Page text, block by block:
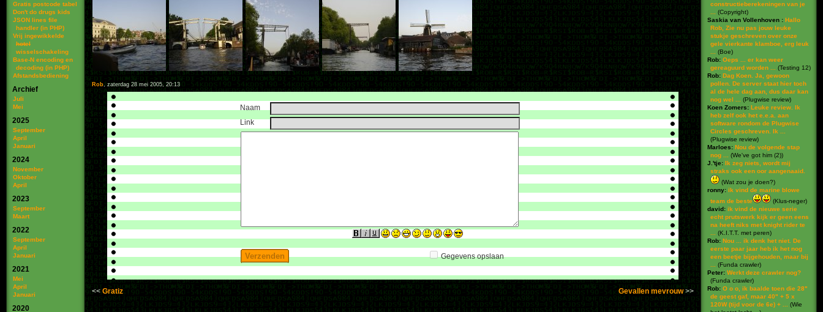
Gratis postcode tabel
Don't do drugs kids
JSON lines file
handler (in PHP)
Vrij ingewikkelde
hotel
wisselschakeling
Base-N encoding en
decoding (in PHP)
Afstandsbediening
Archief
Juli
Mei
2025
September
April
Januari
2024
November
Oktober
April
2023
September
Maart
2022
September
April
Januari
2021
Mei
April
Januari
2020
Rob, zaterdag 28 mei 2005, 20:13
Naam
Link
Gegevens opslaan
Gratiz Gevallen mevrouw
constructieberekeningen van je
(Copyright)
Saskia van Vollenhoven : Hallo
Rob, Zie nu pas jouw leuke
stukje geschreven over onze
gele vierkante klamboe, erg leuk
(Boe)
Rob: Oeps ... er kan weer
gereaguurd worden ...
(Testing 12)
Rob: Dag Koen. Ja, gewoon
pollen. De server staat hier toch
al de hele dag aan, dus daar kan
nog wel ...
(Plugwise review)
Koen Zomers: Leuke review. Ik
heb zelf ook het e.e.a. aan
software rondom de Plugwise
Circles geschreven. Ik ...
(Plugwise review)
Marloes: Nou de volgende stap
nog ...
(We've got him (2))
J.'tje: Ik zeg niets, wordt mij
straks ook een oor aangenaaid.
(Wat zou je doen?)
ronny: ik vind de marine blowe
team de beste
(Klus-neger)
david: ik vind de nieuwe serie
echt prutswerk kijk er geen eens
na heeft niks met knight rider te
(K.I.T.T. met peren)
Rob: Nou ... ik denk het niet. De
eerste paar jaar heb ik het nog
een beetje bijgehouden, maar bij
(Funda crawler)
Peter: Werkt deze crawler nog?
(Funda crawler)
Rob: O o o, ik baalde toen die 28"
de geest gaf, maar 40" + 5 x
120W (tijd voor de 6e) + ...
(Wie